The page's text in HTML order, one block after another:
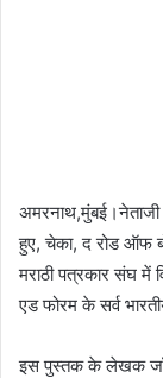
अमरनाथ,मुंबई।नेताजी
हुए, चेका, द रोड ऑफ
मराठी पत्रकार संघ में
एड फोरम के सर्व
इस पुस्तक के लेखक